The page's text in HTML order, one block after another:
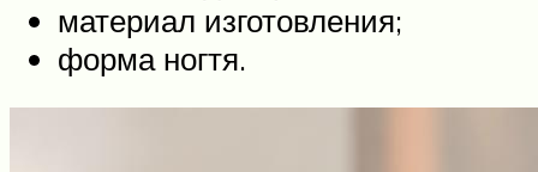
материал изготовления;
форма ногтя.